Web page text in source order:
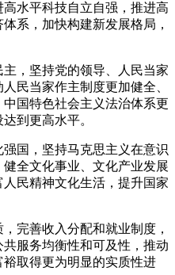
水平科技自立自强，推进高
系，加快构建新发展格局，
坚持党的领导、人民当家
民当家作主制度更加健全、
国特色社会主义法治体系更
到更高水平。
，坚持马克思主义在意识
全文化事业、文化产业发展
民精神文化生活，提升国家
善收入分配和就业制度，
服务均衡性和可及性，推动
取得更为明显的实质性进